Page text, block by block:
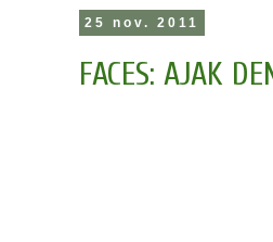
25 nov. 2011
FACES: AJAK